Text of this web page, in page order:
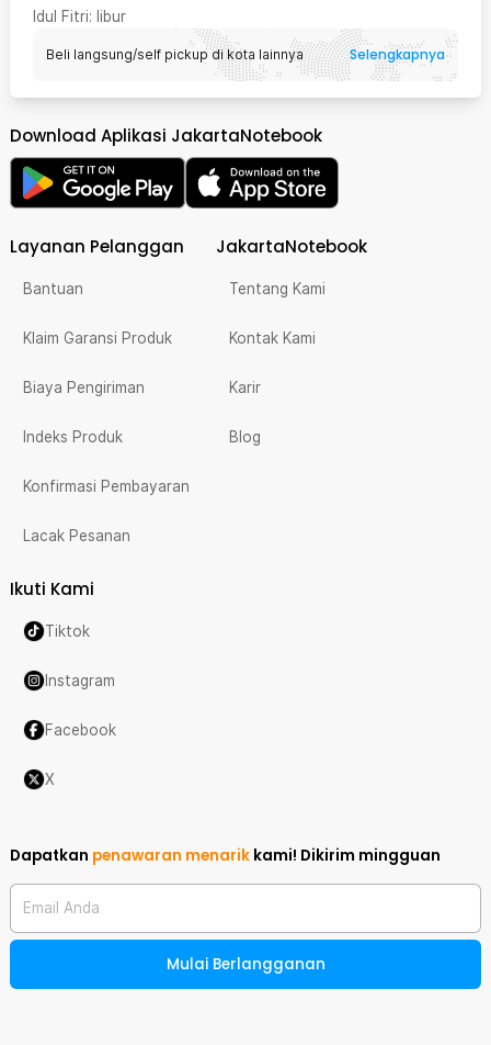
Idul Fitri: libur
Beli langsung/self pickup di kota lainnya Selengkapnya
Download Aplikasi JakartaNotebook
Layanan Pelanggan
Bantuan
Klaim Garansi Produk
Biaya Pengiriman
Indeks Produk
Konfirmasi Pembayaran
Lacak Pesanan
JakartaNotebook
Tentang Kami
Kontak Kami
Karir
Blog
Ikuti Kami
Tiktok
Instagram
Facebook
X
Dapatkan penawaran menarik kami! Dikirim mingguan
Email Anda
Mulai Berlangganan